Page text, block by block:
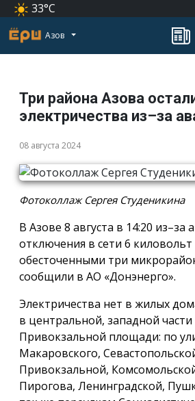
33°C
Азов
Три района Азова
электричества из–за
08 августа 2024
Фотоколлаж Сергея Студеникина
В Азове 8 августа в 14:20 из–за
отключения в сети 6 киловольт
обесточенными три
сообщили в АО «Донэнерго».
Электричества нет в жилых
в центральной, западной
Привокзальной площади: по
Макаровского,
Привокзальной,
Пирогова, Ленинградской,